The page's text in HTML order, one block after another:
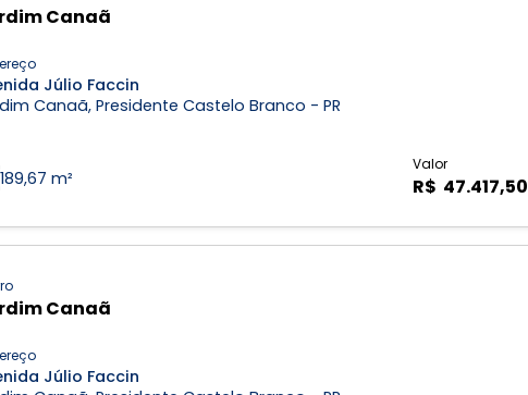
Canaã
Júlio Faccin
Canaã, Presidente Castelo Branco - PR
189,67 m²
Valor
R$ 47.417,50
Canaã
Júlio Faccin